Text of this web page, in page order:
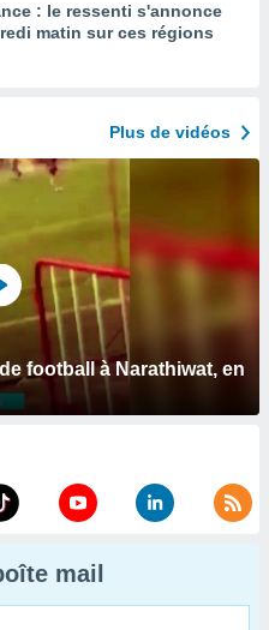
: le ressenti s'annonce
matin sur ces régions
Plus de vidéos
football à Narathiwat, en
mail